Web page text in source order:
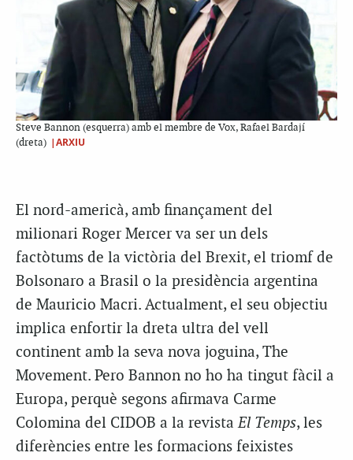
Steve Bannon (esquerra) amb el membre de Vox, Rafael Bardají
(dreta) |ARXIU
El nord-americà, amb finançament del
milionari Roger Mercer va ser un dels
factòtums de la victòria del Brexit, el triomf de
Bolsonaro a Brasil o la presidència argentina
de Mauricio Macri. Actualment, el seu objectiu
implica enfortir la dreta ultra del vell
continent amb la seva nova joguina, The
Movement. Pero Bannon no ho ha tingut fàcil a
Europa, perquè segons afirmava Carme
Colomina del CIDOB a la revistaEl Temps, les
diferències entre les formacions feixistes